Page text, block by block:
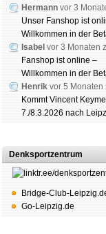
Hermann vor 3
Unser Fanshop ist
Willkommen in der
Isabel vor 3 Monaten
Fanshop ist online –
Willkommen in der
Henrik vor 5 Monaten
Kommt Vincent
7./8.3.2026 nach
Denksportzentrum
Bridge-Club-
Go-Leipzig.de